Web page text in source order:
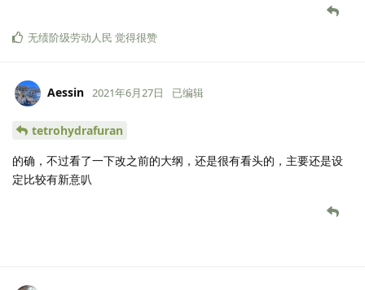
无绩阶级劳动人民 觉得很赞
Aessin 2021年6月27日 已编辑
tetrohydrafuran
的确，不过看了一下改之前的大纲，还是很有看头的，主要还是设
定比较有新意叭